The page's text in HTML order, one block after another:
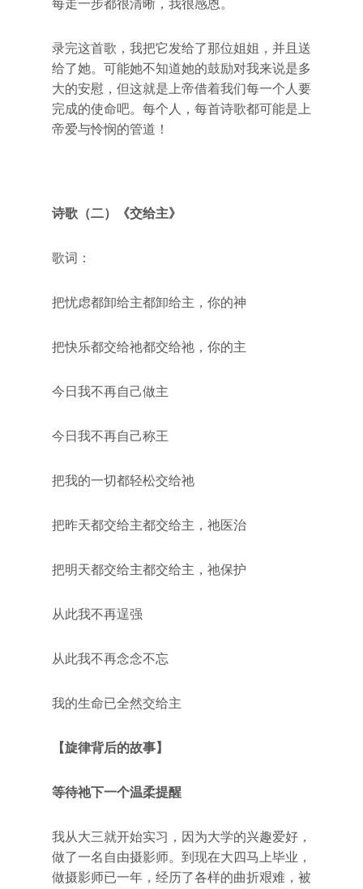
每走一步都很清晰，我很感恩。
录完这首歌，我把它发给了那位姐姐，并且送
给了她。可能她不知道她的鼓励对我来说是多
大的安慰，但这就是上帝借着我们每一个人要
完成的使命吧。每个人，每首诗歌都可能是上
帝爱与怜悯的管道！
诗歌（二）《交给主》
歌词：
把忧虑都卸给主都卸给主，你的神
把快乐都交给祂都交给祂，你的主
今日我不再自己做主
今日我不再自己称王
把我的一切都轻松交给祂
把昨天都交给主都交给主，祂医治
把明天都交给主都交给主，祂保护
从此我不再逞强
从此我不再念念不忘
我的生命已全然交给主
【旋律背后的故事】
等待祂下一个温柔提醒
我从大三就开始实习，因为大学的兴趣爱好，
做了一名自由摄影师。到现在大四马上毕业，
做摄影师已一年，经历了各样的曲折艰难，被